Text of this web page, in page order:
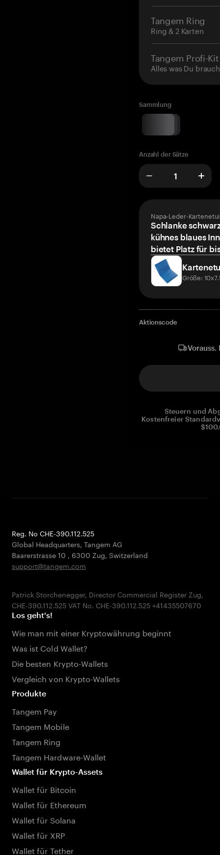
Tangem Ring
Ring & 2 Karten
Tangem Profi-Kit
Alles was Du
Sammlung
Anzahl der Sätze
Napa-Leder-
Schlanke
kühnes blaues
bietet Platz für
Größe:
Aktionscode
Steuern und
Kostenfreier
Reg. No CHE-390.112.525
Global Headquarters, Tangem AG
Baarerstrasse 10 , 6300 Zug, Switzerland
support@tangem.com
Patrick Storchenegger, Director Commercial Register Zug,
Los geht's!
Wie man mit einer Kryptowährung beginnt
Was ist Cold Wallet?
Die besten Krypto-Wallets
Vergleich von Krypto-Wallets
Produkte
Tangem Pay
Tangem Mobile
Tangem Ring
Tangem Hardware-Wallet
Wallet für Krypto-Assets
Wallet für Bitcoin
Wallet für Ethereum
Wallet für Solana
Wallet für XRP
Wallet für Tether